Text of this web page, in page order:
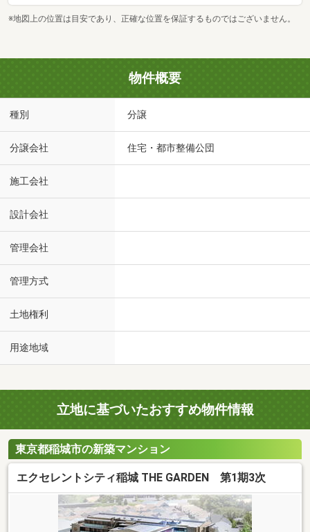
※地図上の位置は目安であり、正確な位置を保証するものではございません。
物件概要
種別 分譲
分譲会社 住宅・都市整備公団
施工会社
設計会社
管理会社
管理方式
土地権利
用途地域
立地に基づいたおすすめ物件情報
東京都稲城市の新築マンション
エクセレントシティ稲城 THE GARDEN 第1期3次